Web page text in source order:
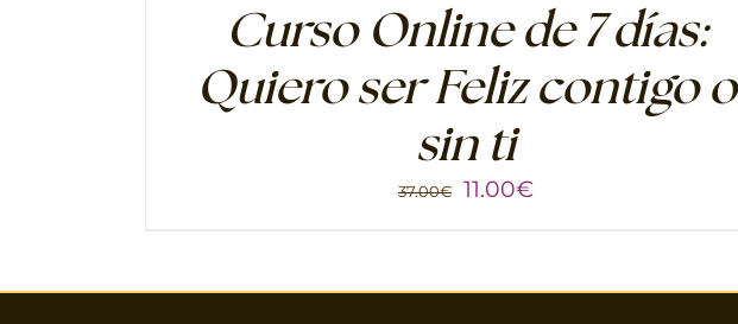
Curso Online de 7 días:
Quiero ser Feliz contigo o
sin ti
37.00€
El
11.00€El